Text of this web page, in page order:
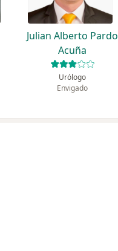
Julian Alberto Pardo
Acuña
Urólogo
Envigado